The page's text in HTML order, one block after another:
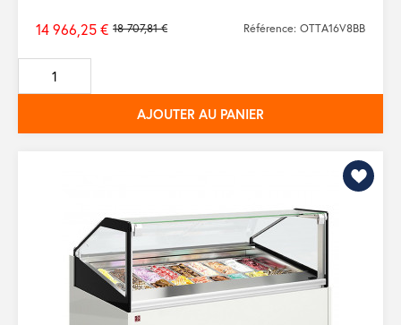
Prix
de
base
18 707,81 €
14 966,25 € Référence: OTTA16V8BB
AJOUTER AU PANIER